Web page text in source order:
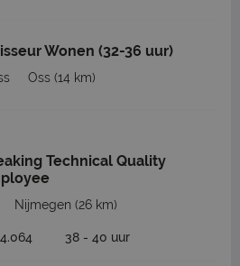
Wonen (32-36 uur)
Oss (14 km)
Technical Quality
Nijmegen (26 km)
38 - 40 uur